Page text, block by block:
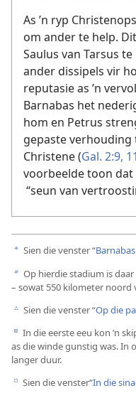
As ’n ryp
om ander te help.
Saulus van Tarsus
ander dissipels vir
reputasie as ’n
Barnabas het
hom en Petrus
gepaste verhouding
Christene (Gal. 2:9,
voorbeelde toon dat
“seun van
a Sien die venster “
b Op hierdie stadium is
– sowat 550 kilometer noord
c Sien die venster “Op die
d In die eerste eeu kon ’n
as die winde gunstig was. In
langer duur.
e Sien die venster“In die